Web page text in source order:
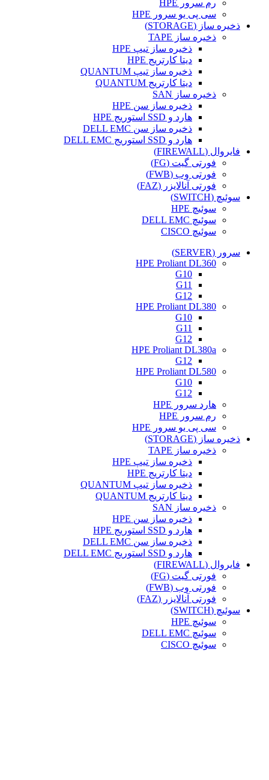
رم سرور HPE
سی پی یو سرور HPE
ذخیره ساز (STORAGE)
ذخیره ساز TAPE
ذخیره ساز تیپ HPE
دیتا کارتریج HPE
ذخیره ساز تیپ QUANTUM
دیتا کارتریج QUANTUM
ذخیره ساز SAN
ذخیره ساز سن HPE
هارد و SSD استوریج HPE
ذخیره ساز سن DELL EMC
هارد و SSD استوریج DELL EMC
فایروال (FIREWALL)
فورتی گیت (FG)
فورتی وب (FWB)
فورتی آنالایزر (FAZ)
سوئیچ (SWITCH)
سوئیچ HPE
سوئیچ DELL EMC
سوئیچ CISCO
سرور (SERVER)
HPE Proliant DL360
G10
G11
G12
HPE Proliant DL380
G10
G11
G12
HPE Proliant DL380a
G12
HPE Proliant DL580
G10
G12
هارد سرور HPE
رم سرور HPE
سی پی یو سرور HPE
ذخیره ساز (STORAGE)
ذخیره ساز TAPE
ذخیره ساز تیپ HPE
دیتا کارتریج HPE
ذخیره ساز تیپ QUANTUM
دیتا کارتریج QUANTUM
ذخیره ساز SAN
ذخیره ساز سن HPE
هارد و SSD استوریج HPE
ذخیره ساز سن DELL EMC
هارد و SSD استوریج DELL EMC
فایروال (FIREWALL)
فورتی گیت (FG)
فورتی وب (FWB)
فورتی آنالایزر (FAZ)
سوئیچ (SWITCH)
سوئیچ HPE
سوئیچ DELL EMC
سوئیچ CISCO